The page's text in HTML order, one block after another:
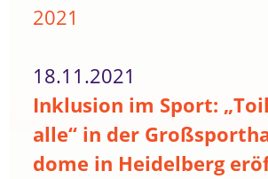
2021
18.11.2021
Inklusion im Sport:
alle“ in der
dome in Heidelberg